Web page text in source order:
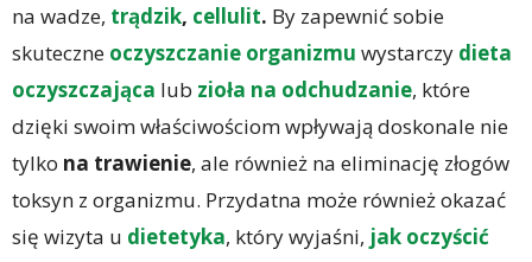
na wadze, trądzik, cellulit. By zapewnić sobie
skuteczne oczyszczanie organizmu wystarczy dieta
oczyszczająca lub zioła na odchudzanie, które
dzięki swoim właściwościom wpływają doskonale nie
tylko na trawienie, ale również na eliminację złogów
toksyn z organizmu. Przydatna może również okazać
się wizyta u dietetyka, który wyjaśni, jak oczyścić